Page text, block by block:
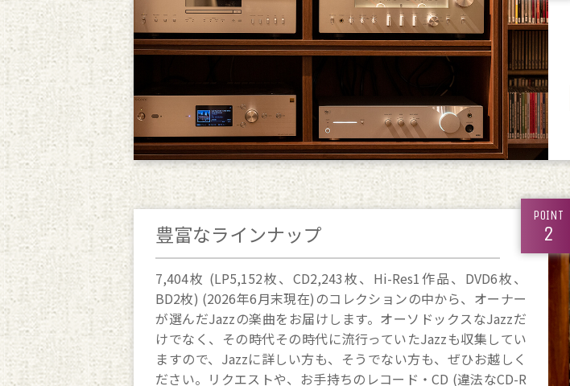
POINT
2
豊富なラインナップ
7,404枚 (LP5,152枚、CD2,243枚、Hi-Res1作品、DVD6枚、
BD2枚) (2026年6月末現在)のコレクションの中から、オーナー
が選んだJazzの楽曲をお届けします。オーソドックスなJazzだ
けでなく、その時代その時代に流行っていたJazzも収集してい
ますので、Jazzに詳しい方も、そうでない方も、ぜひお越しく
ださい。リクエストや、お手持ちのレコード・CD (違法なCD-R